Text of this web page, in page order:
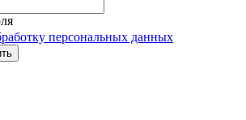
персональных данных